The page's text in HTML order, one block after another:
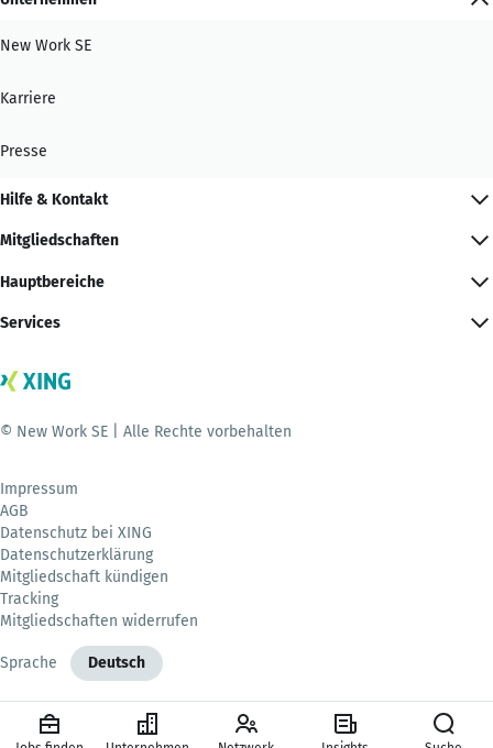
New Work SE
Karriere
Presse
Hilfe & Kontakt
Mitgliedschaften
Hauptbereiche
Services
© New Work SE | Alle Rechte vorbehalten
Impressum
AGB
Datenschutz bei XING
Datenschutzerklärung
Mitgliedschaft kündigen
Tracking
Mitgliedschaften widerrufen
Sprache Deutsch